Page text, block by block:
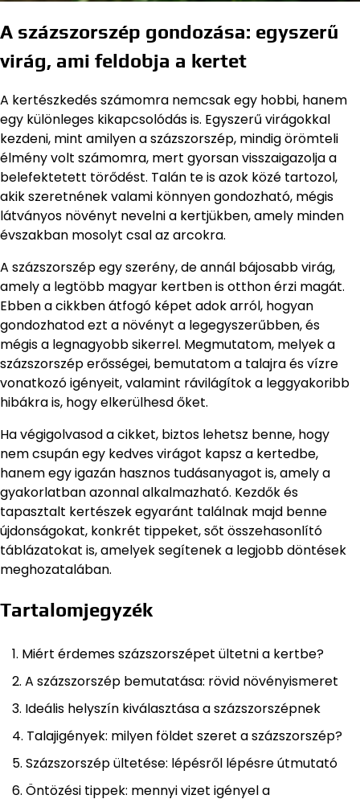
A százszorszép gondozása: egyszerű
virág, ami feldobja a kertet
A kertészkedés számomra nemcsak egy hobbi, hanem
egy különleges kikapcsolódás is. Egyszerű virágokkal
kezdeni, mint amilyen a százszorszép, mindig örömteli
élmény volt számomra, mert gyorsan visszaigazolja a
belefektetett törődést. Talán te is azok közé tartozol,
akik szeretnének valami könnyen gondozható, mégis
látványos növényt nevelni a kertjükben, amely minden
évszakban mosolyt csal az arcokra.
A százszorszép egy szerény, de annál bájosabb virág,
amely a legtöbb magyar kertben is otthon érzi magát.
Ebben a cikkben átfogó képet adok arról, hogyan
gondozhatod ezt a növényt a legegyszerűbben, és
mégis a legnagyobb sikerrel. Megmutatom, melyek a
százszorszép erősségei, bemutatom a talajra és vízre
vonatkozó igényeit, valamint rávilágítok a leggyakoribb
hibákra is, hogy elkerülhesd őket.
Ha végigolvasod a cikket, biztos lehetsz benne, hogy
nem csupán egy kedves virágot kapsz a kertedbe,
hanem egy igazán hasznos tudásanyagot is, amely a
gyakorlatban azonnal alkalmazható. Kezdők és
tapasztalt kertészek egyaránt találnak majd benne
újdonságokat, konkrét tippeket, sőt összehasonlító
táblázatokat is, amelyek segítenek a legjobb döntések
meghozatalában.
Tartalomjegyzék
Miért érdemes százszorszépet ültetni a kertbe?
A százszorszép bemutatása: rövid növényismeret
Ideális helyszín kiválasztása a százszorszépnek
Talajigények: milyen földet szeret a százszorszép?
Százszorszép ültetése: lépésről lépésre útmutató
Öntözési tippek: mennyi vizet igényel a